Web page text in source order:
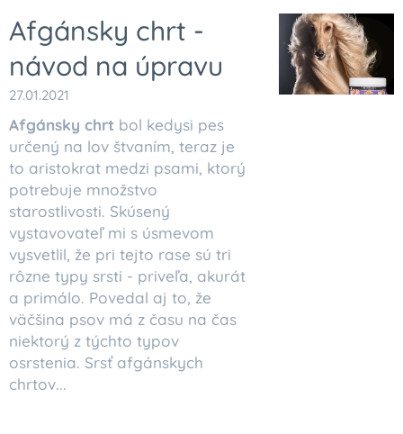
Afgánsky chrt -
návod na úpravu
27.01.2021
Afgánsky chrt bol kedysi pes
určený na lov štvaním, teraz je
to aristokrat medzi psami, ktorý
potrebuje množstvo
starostlivosti. Skúsený
vystavovateľ mi s úsmevom
vysvetlil, že pri tejto rase sú tri
rôzne typy srsti - priveľa, akurát
a primálo. Povedal aj to, že
väčšina psov má z času na čas
niektorý z týchto typov
osrstenia. Srsť afgánskych
chrtov...